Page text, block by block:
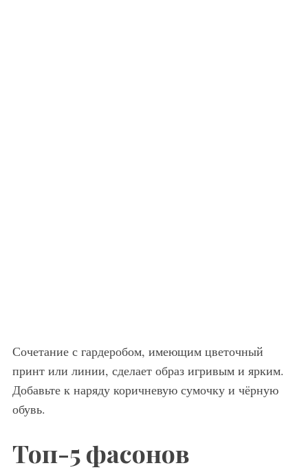
Сочетание с гардеробом, имеющим цветочный
принт или линии, сделает образ игривым и ярким.
Добавьте к наряду коричневую сумочку и чёрную
обувь.
Топ-5 фасонов